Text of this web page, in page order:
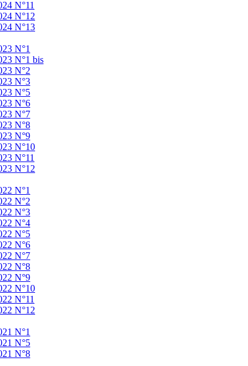
N°11
N°12
N°13
N°1
N°1 bis
N°2
N°3
N°5
N°6
N°7
N°8
N°9
N°10
N°11
N°12
N°1
N°2
N°3
N°4
N°5
N°6
N°7
N°8
N°9
N°10
N°11
N°12
N°1
N°5
N°8